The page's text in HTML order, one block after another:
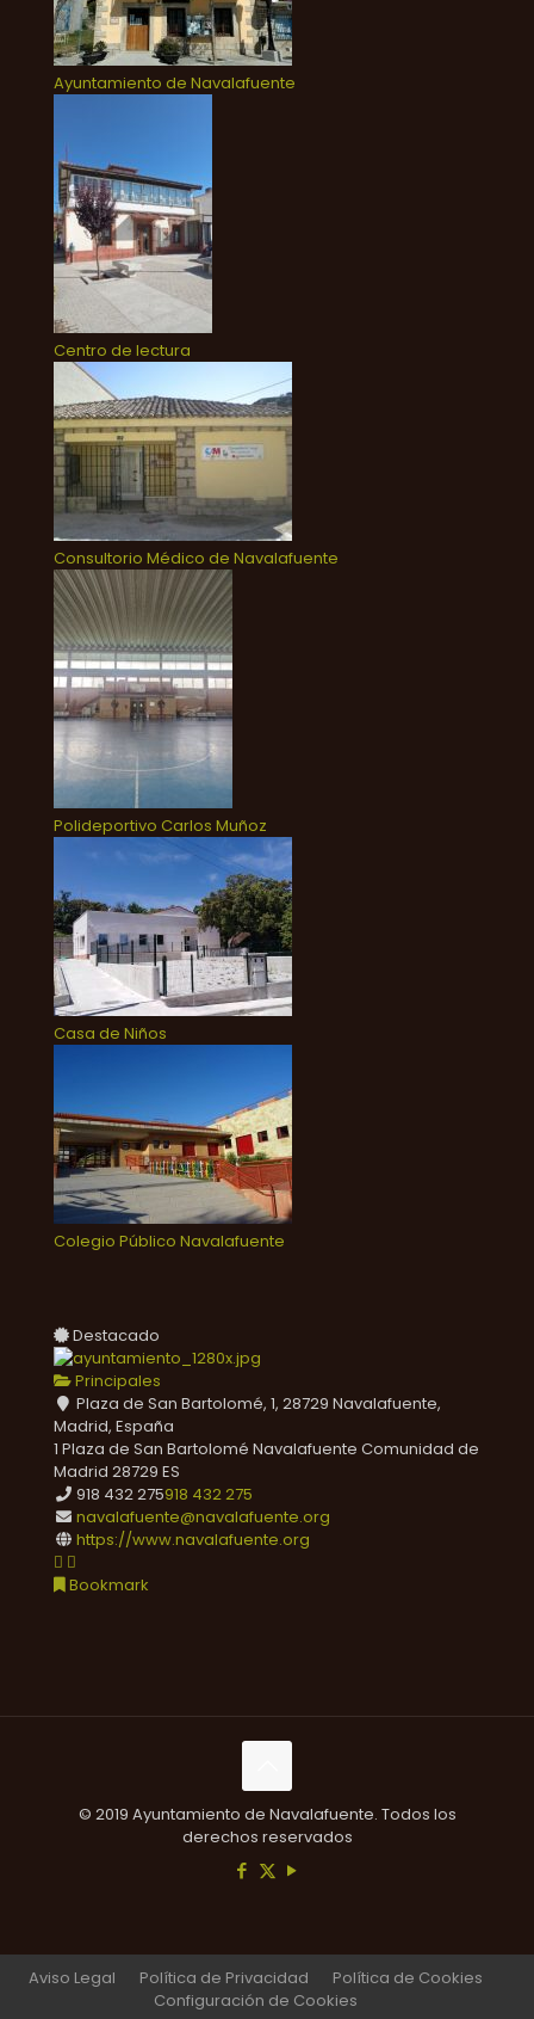
Ayuntamiento de Navalafuente
Centro de lectura
Consultorio Médico de Navalafuente
Polideportivo Carlos Muñoz
Casa de Niños
Colegio Público Navalafuente
Destacado
Principales
Plaza de San Bartolomé, 1, 28729 Navalafuente,
Madrid, España
1 Plaza de San Bartolomé Navalafuente Comunidad de
Madrid 28729 ES
918 432 275918 432 275
navalafuente@navalafuente.org
https://www.navalafuente.org
Bookmark
© 2019 Ayuntamiento de Navalafuente. Todos los
derechos reservados
Aviso Legal Política de Privacidad
Política de Cookies
Configuración de Cookies